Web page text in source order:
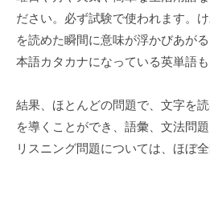
ださい。必ず試験で使われます。
を読めた瞬間に意味が浮かびあが
本語カタカナになっている英単語
結果、ほとんどの問題で、文字を
を導くことができ、語彙、文法問
リスニング問題については、ほぼ全